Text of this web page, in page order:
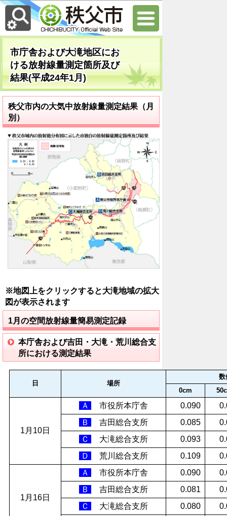
市庁舎および大滝地区にお
ける放射線量測定箇所及び
結果(平成24年1月)
秩父市内の大気中放射線量測定結果（月
別）
※地図上をクリックすると大滝地域の拡大
図が表示されます
1月の空間放射線量簡易測定記録
本庁舎および吉田・大滝・荒川総合支
所における測定結果
日 場所
数
0cm
1月10日
Ａ 市役所本庁舎 0.090
Ｂ
吉田総合支所 0.085
Ｃ
大滝総合支所 0.093
Ｄ
荒川総合支所 0.109
1月16日
Ａ 市役所本庁舎 0.090
Ｂ
吉田総合支所 0.081
Ｃ
大滝総合支所 0.080